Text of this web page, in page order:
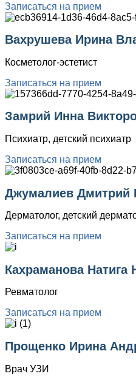
Записаться на прием
Вахрушева Ирина
Косметолог-эстетист
Записаться на прием
Замрий Инна
Психиатр, детский психиатр
Записаться на прием
Джумалиев Дмитрий
Дерматолог, детский
Записаться на прием
Кахраманова Натига
Ревматолог
Записаться на прием
Прощенко Ирина
Врач УЗИ